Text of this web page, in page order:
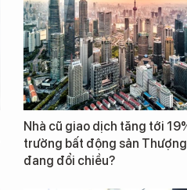
Nhà cũ giao dịch tăng tới
trường bất động sản
đang đổi chiều?